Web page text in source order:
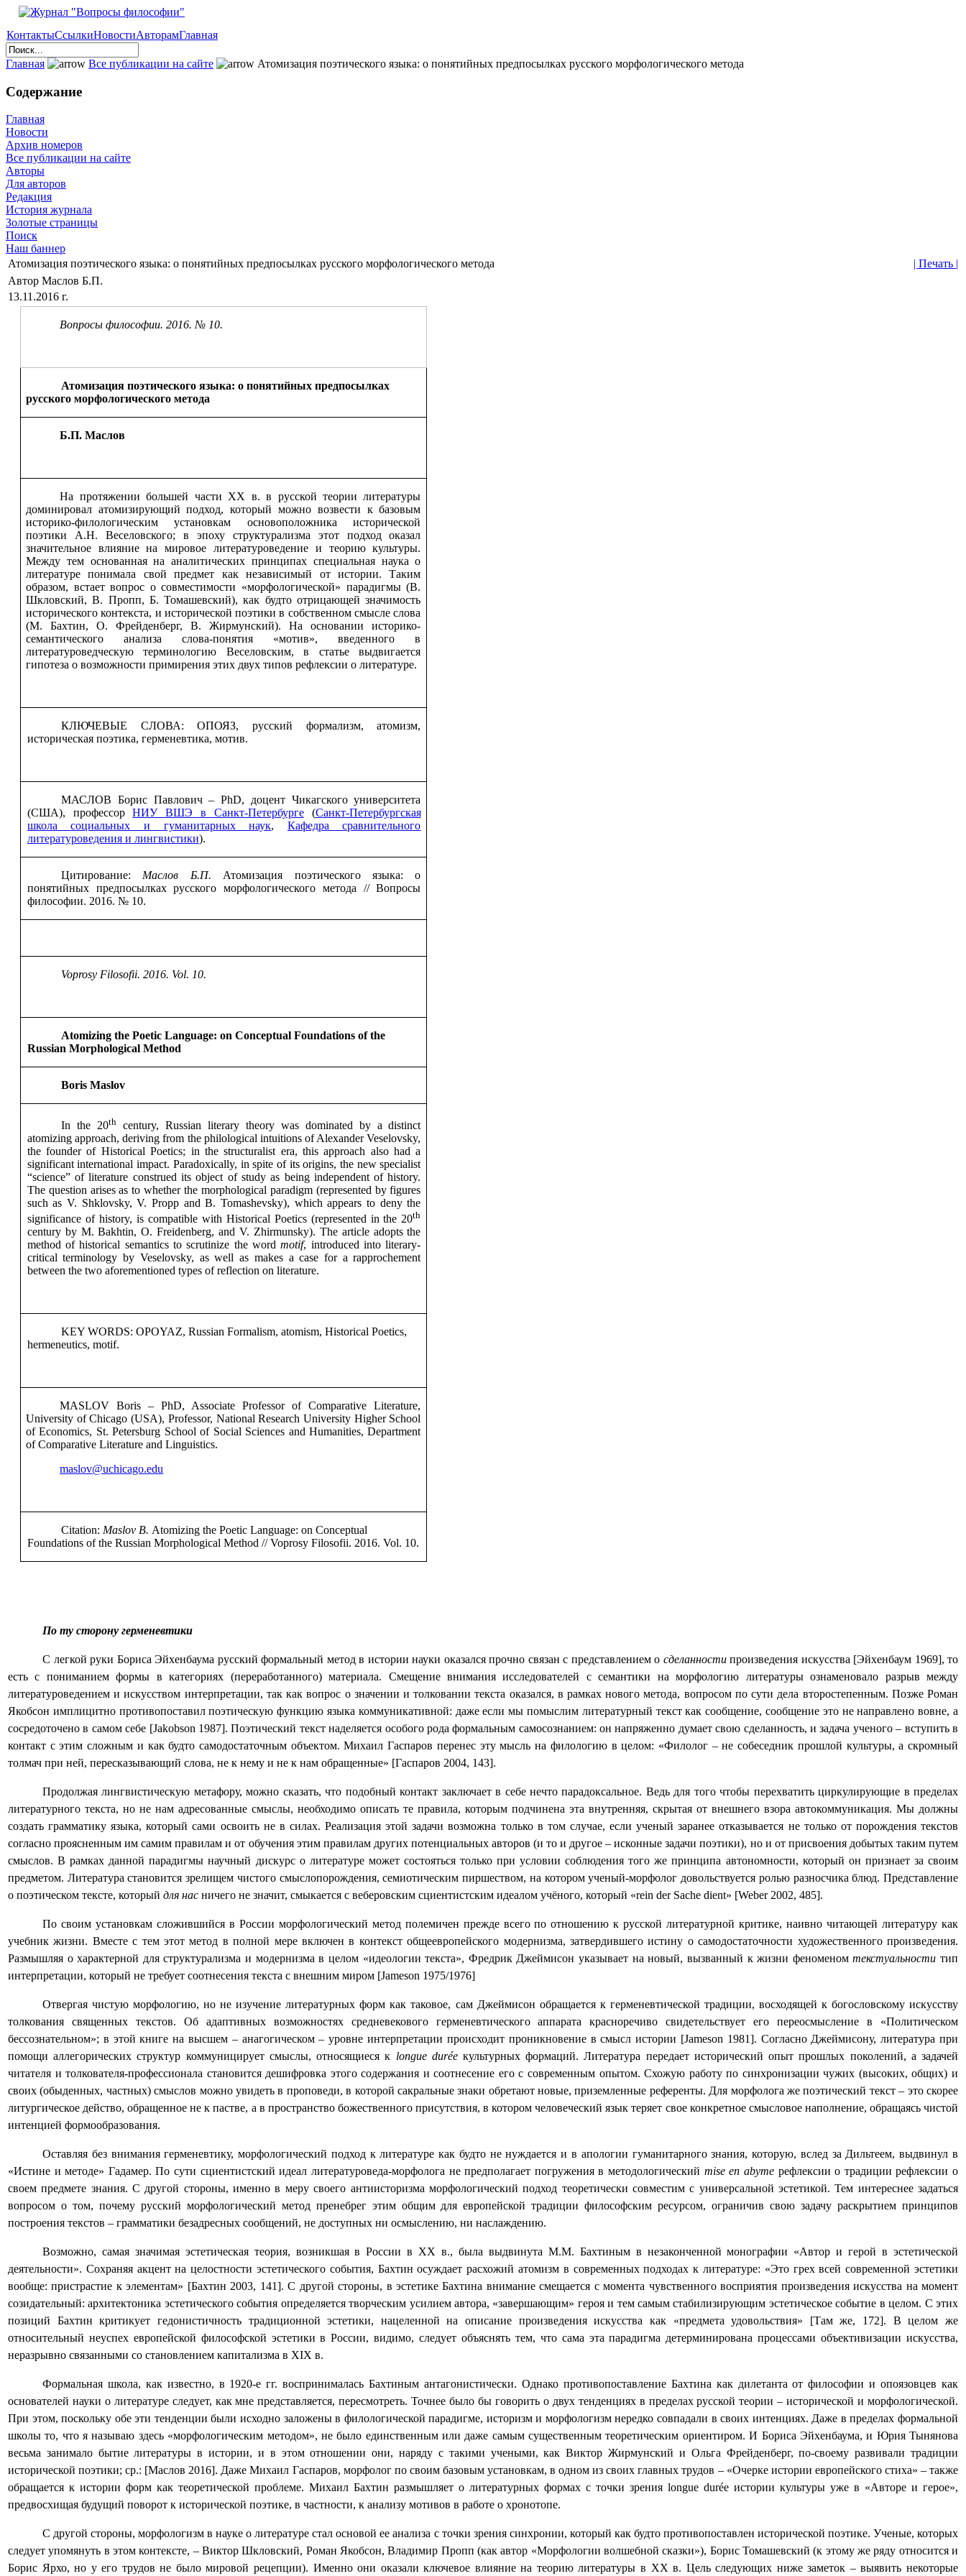
КонтактыСсылкиНовостиАвторамГлавная
Главная Все публикации на сайте Атомизация поэтического языка: о понятийных предпосылках русского морфологического метода
Содержание
Главная
Новости
Архив номеров
Все публикации на сайте
Авторы
Для авторов
Редакция
История журнала
Золотые страницы
Поиск
Наш баннер
Атомизация поэтического языка: о понятийных предпосылках русского морфологического метода
| Печать |
Автор Маслов Б.П.
13.11.2016 г.
Вопросы философии. 2016. № 10.
Атомизация поэтического языка: о понятийных предпосылках
русского морфологического метода
Б.П. Маслов
На протяжении большей частиXX в. в русской теории литературы
доминировал атомизирующий подход, который можно возвести к базовым
историко-филологическим установкам основоположника исторической
поэтики А.Н. Веселовского; в эпоху структурализма этот подход оказал
значительное влияние на мировое литературоведение и теорию культуры.
Между тем основанная на аналитических принципах специальная наука о
литературе понимала свой предмет как независимый от истории. Таким
образом, встает вопрос о совместимости «морфологической» парадигмы (В.
Шкловский, В. Пропп, Б. Томашевский), как будто отрицающей значимость
исторического контекста, и исторической поэтики в собственном смысле слова
(М. Бахтин, О. Фрейденберг, В. Жирмунский). На основании историко-
семантического анализа слова-понятия «мотив», введенного в
литературоведческую терминологию Веселовским, в статье выдвигается
гипотеза о возможности примирения этих двух типов рефлексии о литературе.
КЛЮЧЕВЫЕ СЛОВА: ОПОЯЗ, русский формализм, атомизм,
историческая поэтика, герменевтика, мотив.
МАСЛОВ Борис Павлович –PhD, доцент Чикагского университета
(США), профессор НИУ ВШЭ в Санкт-Петербурге(Санкт-Петербургская
школа социальных и гуманитарных наук, Кафедра сравнительного
литературоведения и лингвистики).
Цитирование:Маслов Б.П. Атомизация поэтического языка: о
понятийных предпосылках русского морфологического метода // Вопросы
философии. 2016. № 10.
Voprosy Filosofii. 2016. Vol. 10.
Atomizing the Poetic Language: on Conceptual Foundations of the
Russian Morphological Method
Boris Maslov
In the 20thcentury, Russian literary theory was dominated by a distinct
atomizing approach, deriving from the philological intuitions of Alexander Veselovsky,
the founder of Historical Poetics; in the structuralist era, this approach also had a
significant international impact. Paradoxically, in spite of its origins, the new specialist
“science” of literature construed its object of study as being independent of history.
The question arises as to whether the morphological paradigm (represented by figures
such as V. Shklovsky, V. Propp and B. Tomashevsky), which appears to deny the
significance of history, is compatible with Historical Poetics (represented in the 20th
century by M. Bakhtin, O. Freidenberg, and V. Zhirmunsky). The article adopts the
method of historical semantics to scrutinize the wordmotif, introduced into literary-
critical terminology by Veselovsky, as well as makes a case for a rapprochement
between the two aforementioned types of reflection on literature.
KEY WORDS:OPOYAZ, Russian Formalism, atomism, Historical Poetics,
hermeneutics, motif.
MASLOV Boris – PhD, Associate Professor of Comparative Literature,
University of Chicago (USA), Professor, National Research University Higher School
of Economics, St. Petersburg School of Social Sciences and Humanities, Department
of Comparative Literature and Linguistics.
maslov@uchicago.edu
Citation:Maslov B.Atomizing the Poetic Language: on Conceptual
Foundations of the Russian Morphological Method // Voprosy Filosofii. 2016. Vol. 10.
По ту сторону герменевтики
С легкой руки Бориса Эйхенбаума русский формальный метод в истории науки оказался прочно связан с представлением о сделанности произведения искусства [Эйхенбаум 1969], то
есть с пониманием формы в категориях (переработанного) материала. Смещение внимания исследователей с семантики на морфологию литературы ознаменовало разрыв между
литературоведением и искусством интерпретации, так как вопрос о значении и толковании текста оказался, в рамках нового метода, вопросом по сути дела второстепенным. Позже Роман
Якобсон имплицитно противопоставил поэтическую функцию языка коммуникативной: даже если мы помыслим литературный текст как сообщение, сообщение это не направлено вовне, а
сосредоточено в самом себе [Jakobson1987]. Поэтический текст наделяется особого рода формальным самосознанием: он напряженно думает свою сделанность, и задача ученого – вступить в
контакт с этим сложным и как будто самодостаточным объектом. Михаил Гаспаров перенес эту мысль на филологию в целом: «Филолог – не собеседник прошлой культуры, а скромный
толмач при ней, пересказывающий слова, не к нему и не к нам обращенные» [Гаспаров 2004, 143].
Продолжая лингвистическую метафору, можно сказать, что подобный контакт заключает в себе нечто парадоксальное. Ведь для того чтобы перехватить циркулирующие в пределах
литературного текста, но не нам адресованные смыслы, необходимо описать те правила, которым подчинена эта внутренняя, скрытая от внешнего взора автокоммуникация. Мы должны
создать грамматику языка, который сами освоить не в силах. Реализация этой задачи возможна только в том случае, если ученый заранее отказывается не только от порождения текстов
согласно проясненным им самим правилам и от обучения этим правилам других потенциальных авторов (и то и другое – исконные задачи поэтики), но и от присвоения добытых таким путем
смыслов. В рамках данной парадигмы научный дискурс о литературе может состояться только при условии соблюдения того же принципа автономности, который он признает за своим
предметом. Литература становится зрелищем чистого смыслопорождения, семиотическим пиршеством, на котором ученый-морфолог довольствуется ролью разносчика блюд. Представление
о поэтическом тексте, который для нас ничего не значит, смыкается с веберовским сциентистским идеалом учёного, который «rein der Sache dient» [Weber2002, 485].
По своим установкам сложившийся в России морфологический метод полемичен прежде всего по отношению к русской литературной критике, наивно читающей литературу как
учебник жизни. Вместе с тем этот метод в полной мере включен в контекст общеевропейского модернизма, затвердившего истину о самодостаточности художественного произведения.
Размышляя о характерной для структурализма и модернизма в целом «идеологии текста», Фредрик Джеймисон указывает на новый, вызванный к жизни феноменомтекстуальности тип
интерпретации, который не требует соотнесения текста с внешним миром [Jameson 1975/1976]
Отвергая чистую морфологию, но не изучение литературных форм как таковое, сам Джеймисон обращается к герменевтической традиции, восходящей к богословскому искусству
толкования священных текстов. Об адаптивных возможностях средневекового герменевтического аппарата красноречиво свидетельствует его переосмысление в «Политическом
бессознательном»; в этой книге на высшем – анагогическом – уровне интерпретации происходит проникновение в смысл истории [Jameson1981]. Согласно Джеймисону, литература при
помощи аллегорических структур коммуницирует смыслы, относящиеся к longue duréeкультурных формаций. Литература передает исторический опыт прошлых поколений, а задачей
читателя и толкователя-профессионала становится дешифровка этого содержания и соотнесение его с современным опытом. Схожую работу по синхронизации чужих (высоких, общих) и
своих (обыденных, частных) смыслов можно увидеть в проповеди, в которой сакральные знаки обретают новые, приземленные референты. Для морфолога же поэтический текст – это скорее
литургическое действо, обращенное не к пастве, а в пространство божественного присутствия, в котором человеческий язык теряет свое конкретное смысловое наполнение, обращаясь чистой
интенцией формообразования.
Оставляя без внимания герменевтику, морфологический подход к литературе как будто не нуждается и в апологии гуманитарного знания, которую, вслед за Дильтеем, выдвинул в
«Истине и методе» Гадамер. По сути сциентистский идеал литературоведа-морфолога не предполагает погружения в методологический mise en abymeрефлексии о традиции рефлексии о
своем предмете знания. С другой стороны, именно в меру своего антиисторизма морфологический подход теоретически совместим с универсальной эстетикой. Тем интереснее задаться
вопросом о том, почему русский морфологический метод пренебрег этим общим для европейской традиции философским ресурсом, ограничив свою задачу раскрытием принципов
построения текстов – грамматики безадресных сообщений, не доступных ни осмыслению, ни наслаждению.
Возможно, самая значимая эстетическая теория, возникшая в России вXX в., была выдвинута М.М. Бахтиным в незаконченной монографии «Автор и герой в эстетической
деятельности». Сохраняя акцент на целостности эстетического события, Бахтин осуждает расхожий атомизм в современных подходах к литературе: «Это грех всей современной эстетики
вообще: пристрастие к элементам» [Бахтин 2003, 141]. С другой стороны, в эстетике Бахтина внимание смещается с момента чувственного восприятия произведения искусства на момент
созидательный: архитектоника эстетического события определяется творческим усилием автора, «завершающим» героя и тем самым стабилизирующим эстетическое событие в целом. С этих
позиций Бахтин критикует гедонистичность традиционной эстетики, нацеленной на описание произведения искусства как «предмета удовольствия» [Там же, 172]. В целом же
относительный неуспех европейской философской эстетики в России, видимо, следует объяснять тем, что сама эта парадигма детерминирована процессами объективизации искусства,
неразрывно связанными со становлением капитализма в XIX в.
Формальная школа, как известно, в 1920-е гг. воспринималась Бахтиным антагонистически. Однако противопоставление Бахтина как дилетанта от философии и опоязовцев как
основателей науки о литературе следует, как мне представляется, пересмотреть. Точнее было бы говорить о двух тенденциях в пределах русской теории – исторической и морфологической.
При этом, поскольку обе эти тенденции были исходно заложены в филологической парадигме, историзм и морфологизм нередко совпадали в своих интенциях. Даже в пределах формальной
школы то, что я называю здесь «морфологическим методом», не было единственным или даже самым существенным теоретическим ориентиром. И Бориса Эйхенбаума, и Юрия Тынянова
весьма занимало бытие литературы в истории, и в этом отношении они, наряду с такими учеными, как Виктор Жирмунский и Ольга Фрейденберг, по-своему развивали традиции
исторической поэтики; ср.: [Маслов 2016]. Даже Михаил Гаспаров, морфолог по своим базовым установкам, в одном из своих главных трудов – «Очерке истории европейского стиха» – также
обращается к истории форм как теоретической проблеме. Михаил Бахтин размышляет о литературных формах с точки зрения longue durée истории культуры уже в «Авторе и герое»,
предвосхищая будущий поворот к исторической поэтике, в частности, к анализу мотивов в работе о хронотопе.
С другой стороны, морфологизм в науке о литературе стал основой ее анализа с точки зрения синхронии, который как будто противопоставлен исторической поэтике. Ученые, которых
следует упомянуть в этом контексте, – Виктор Шкловский, Роман Якобсон, Владимир Пропп (как автор «Морфологии волшебной сказки»), Борис Томашевский (к этому же ряду относится и
Борис Ярхо, но у его трудов не было мировой рецепции). Именно они оказали ключевое влияние на теорию литературы в XXв. Цель следующих ниже заметок – выявить некоторые